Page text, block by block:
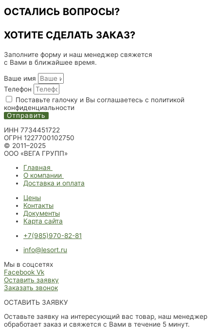
ОСТАЛИСЬ ВОПРОСЫ?
ХОТИТЕ СДЕЛАТЬ ЗАКАЗ?
Заполните форму и наш менеджер свяжется
с Вами в ближайшее время.
Ваше имя
Телефон
Поставьте галочку и Вы соглашаетесь с политикой
конфиденциальности
Отправить
ИНН 7734451722
ОГРН 1227700102750
© 2011–2025
ООО «ВЕГА ГРУПП»
Главная
О компании
Доставка и оплата
Цены
Контакты
Документы
Карта сайта
+7(985)970-82-81
info@lesort.ru
Мы в соцсетях
Facebook Vk
Оставить заявку
Заказать звонок
ОСТАВИТЬ ЗАЯВКУ
Оставьте заявку на интересующий вас товар, наш менеджер
обработает заказ и свяжется с Вами в течение 5 минут.